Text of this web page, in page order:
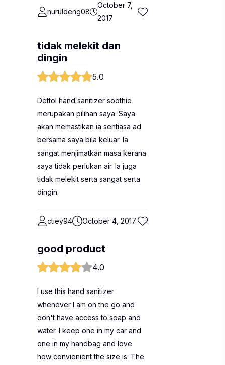
nuruldeng08
October 7,
2017
tidak melekit dan
dingin
5.0
Dettol hand sanitizer soothie
merupakan pilihan saya. Saya
akan memastikan ia sentiasa ad
bersama saya bila keluar. Ia
sangat menjimatkan masa kerana
saya tidak perlukan air. Ia juga
tidak melekit serta sangat serta
dingin.
ctiey94 October 4, 2017
good product
4.0
I use this hand sanitizer
whenever I am on the go and
don't have access to soap and
water. I keep one in my car and
one in my handbag and love
how convienient the size is. The